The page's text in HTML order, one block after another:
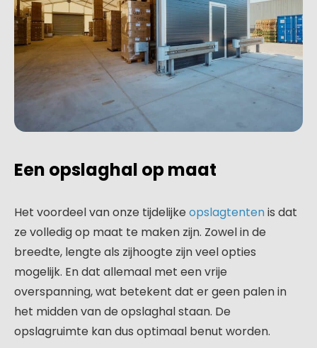
Een opslaghal op maat
Het voordeel van onze tijdelijke opslagtentenis dat
ze volledig op maat te maken zijn. Zowel in de
breedte, lengte als zijhoogte zijn veel opties
mogelijk. En dat allemaal met een vrije
overspanning, wat betekent dat er geen palen in
het midden van de opslaghal staan. De
opslagruimte kan dus optimaal benut worden.